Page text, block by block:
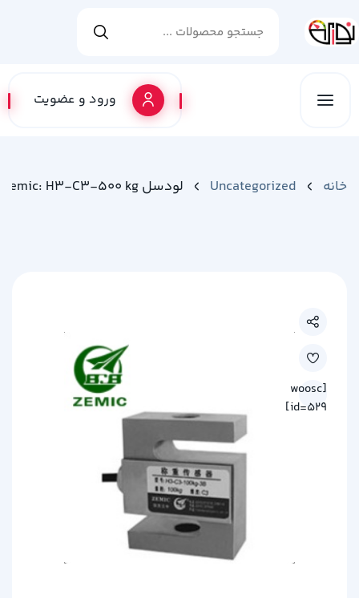
ورود و عضویت
خانه Uncategorized لودسل Zemic: H3-C3-500 kg
[woosc
id=529]